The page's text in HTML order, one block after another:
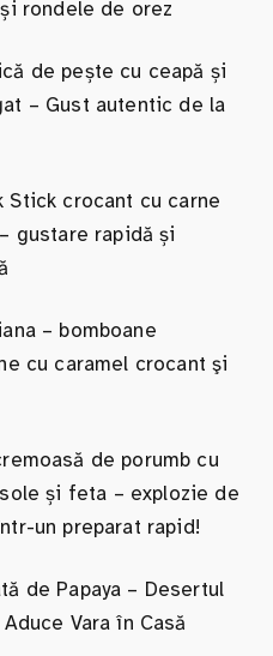
rondele de orez
de pește cu ceapă și
– Gust autentic de la
Stick crocant cu carne
gustare rapidă și
– bomboane
cu caramel crocant şi
de porumb cu
și feta – explozie de
un preparat rapid!
de Papaya – Desertul
Vara în Casă